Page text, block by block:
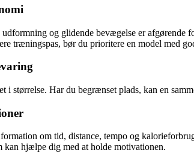
og glidende bevægelse er
træningspas, bør du prioritere en model med
i størrelse. Har du begrænset plads, kan en
om tid, distance, tempo og
kan hjælpe dig med at holde motivationen.